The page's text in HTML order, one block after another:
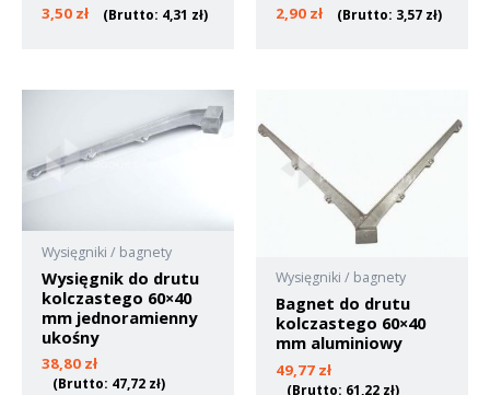
3,50 zł (Brutto: 4,31 zł) 2,90 zł (Brutto: 3,57 zł)
Wysięgniki / bagnety
Wysięgnik do drutu
kolczastego 60×40
mm jednoramienny
ukośny
38,80 zł
(Brutto: 47,72 zł)
Wysięgniki / bagnety
Bagnet do drutu
kolczastego 60×40
mm aluminiowy
49,77 zł
(Brutto: 61,22 zł)